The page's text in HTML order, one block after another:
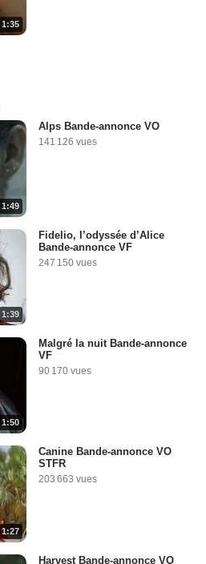
1:35
1:49
Alps Bande-annonce VO
141 126 vues
1:39
Fidelio, l’odyssée d’Alice
Bande-annonce VF
247 150 vues
1:50
Malgré la nuit Bande-annonce
VF
90 170 vues
1:27
Canine Bande-annonce VO
STFR
203 663 vues
Harvest Bande-annonce VO